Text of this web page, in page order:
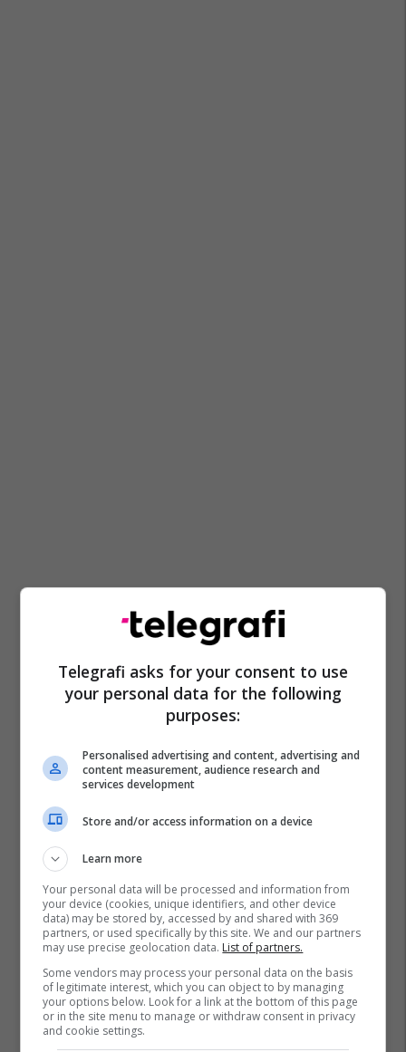
Telegrafi asks for your consent to use
your personal data for the following
purposes:
Personalised advertising and content, advertising and
content measurement, audience research and
services development
Store and/or access information on a device
Learn more
Your personal data will be processed and information from
your device (cookies, unique identifiers, and other device
data) may be stored by, accessed by and shared with 369
partners, or used specifically by this site. We and our partners
may use precise geolocation data. List of partners.
Some vendors may process your personal data on the basis
of legitimate interest, which you can object to by managing
your options below. Look for a link at the bottom of this page
or in the site menu to manage or withdraw consent in privacy
and cookie settings.